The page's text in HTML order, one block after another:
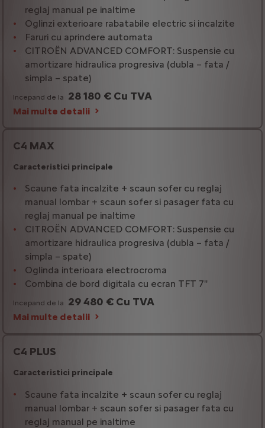
reglaj manual pe inaltime
Oglinzi exterioare rabatabile electric si incalzite
Faruri cu aprindere automata
CITROËN ADVANCED COMFORT: Suspensie cu
amortizare hidraulica progresiva (dubla – fata /
simpla – spate)
Incepand de la 28 180 € Cu TVA
Mai multe detalii
C4 MAX
Caracteristici principale
Scaune fata incalzite + scaun sofer cu reglaj
manual lombar + scaun sofer si pasager fata cu
reglaj manual pe inaltime
CITROËN ADVANCED COMFORT: Suspensie cu
amortizare hidraulica progresiva (dubla – fata /
simpla – spate)
Oglinda interioara electrocroma
Combina de bord digitala cu ecran TFT 7''
Incepand de la 29 480 € Cu TVA
Mai multe detalii
C4 PLUS
Caracteristici principale
Scaune fata incalzite + scaun sofer cu reglaj
manual lombar + scaun sofer si pasager fata cu
reglaj manual pe inaltime